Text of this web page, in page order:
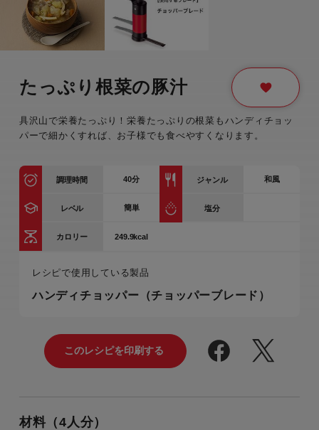
たっぷり根菜の豚汁
具沢山で栄養たっぷり！栄養たっぷりの根菜もハンディチョッ
パーで細かくすれば、お子様でも食べやすくなります。
調理時間 40分 ジャンル 和風
レベル 簡単 塩分
カロリー 249.9kcal
レシピで使用している製品
ハンディチョッパー（チョッパーブレード）
材料（4人分）